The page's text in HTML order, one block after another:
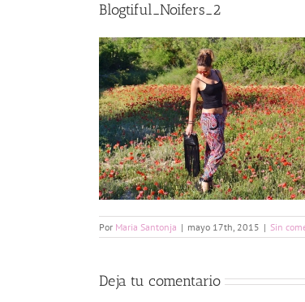
Blogtiful_Noifers_2
Por Maria Santonja | mayo 17th, 2015 | Sin
Deja tu comentario